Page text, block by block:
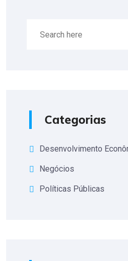
Categorias
Desenvolvimento
Negócios
Políticas Públicas